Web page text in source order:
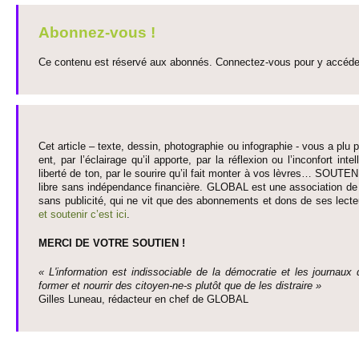
Abonnez-vous !
Ce contenu est réservé aux abonnés. Connectez-vous pour y
Cet article – texte, dessin, photographie ou infographie - vous a plu
ent, par l’éclairage qu’il appo­rte, par la réflexion ou l’inconfort
liberté de ton, par le so­urire qu’il fait monter à vos lèvres…
libre sans indépendance financière. GLOBAL est une asso­ci­ation
sans publi­cité, qui ne vit que des abonne­ments et dons de ses
et so­utenir c’est ici.
MERCI DE VOTRE SO­UTIEN !
« L'information est indisso­ci­able de la démo­cratie et les journaux
former et nourrir des ci­to­yen-ne-s plutôt que de les dis­traire »
Gi­lles Luneau, rédacteur en chef de GLOBAL